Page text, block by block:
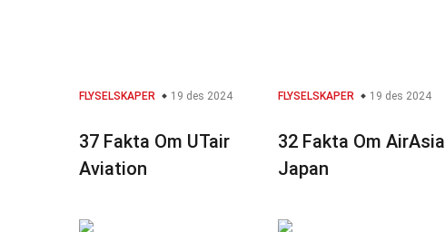
FLYSELSKAPER 19 des 2024
37 Fakta Om UTair
Aviation
FLYSELSKAPER 19 des 2024
32 Fakta Om AirAsia
Japan